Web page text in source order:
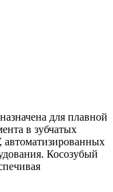
для плавной
в зубчатых
автоматизированных
Косозубый